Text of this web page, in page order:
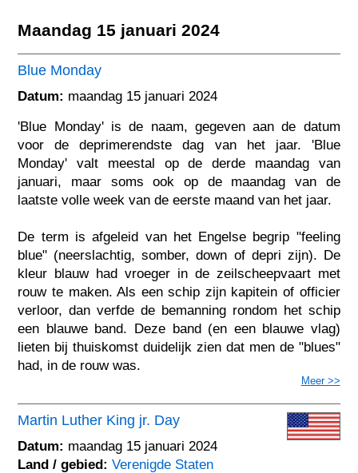
Maandag 15 januari 2024
Blue Monday
Datum: maandag 15 januari 2024
'Blue Monday' is de naam, gegeven aan de datum
voor de deprimerendste dag van het jaar. 'Blue
Monday' valt meestal op de derde maandag van
januari, maar soms ook op de maandag van de
laatste volle week van de eerste maand van het jaar.
De term is afgeleid van het Engelse begrip "feeling
blue" (neerslachtig, somber, down of depri zijn). De
kleur blauw had vroeger in de zeilscheepvaart met
rouw te maken. Als een schip zijn kapitein of officier
verloor, dan verfde de bemanning rondom het schip
een blauwe band. Deze band (en een blauwe vlag)
lieten bij thuiskomst duidelijk zien dat men de "blues"
had, in de rouw was.
Meer >>
Martin Luther King jr. Day
Datum: maandag 15 januari 2024
Land / gebied: Verenigde Staten